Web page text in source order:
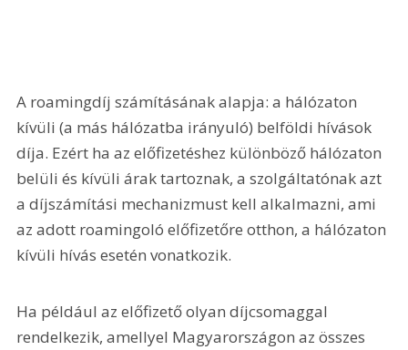
A roamingdíj számításának alapja: a hálózaton
kívüli (a más hálózatba irányuló) belföldi hívások
díja. Ezért ha az előfizetéshez különböző hálózaton
belüli és kívüli árak tartoznak, a szolgáltatónak azt
a díjszámítási mechanizmust kell alkalmazni, ami
az adott roamingoló előfizetőre otthon, a hálózaton
kívüli hívás esetén vonatkozik.
Ha például az előfizető olyan díjcsomaggal
rendelkezik, amellyel Magyarországon az összes